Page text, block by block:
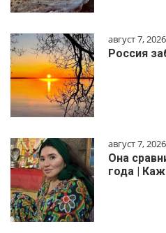
август 7, 2026
Россия
август 7, 2026
Она
года |